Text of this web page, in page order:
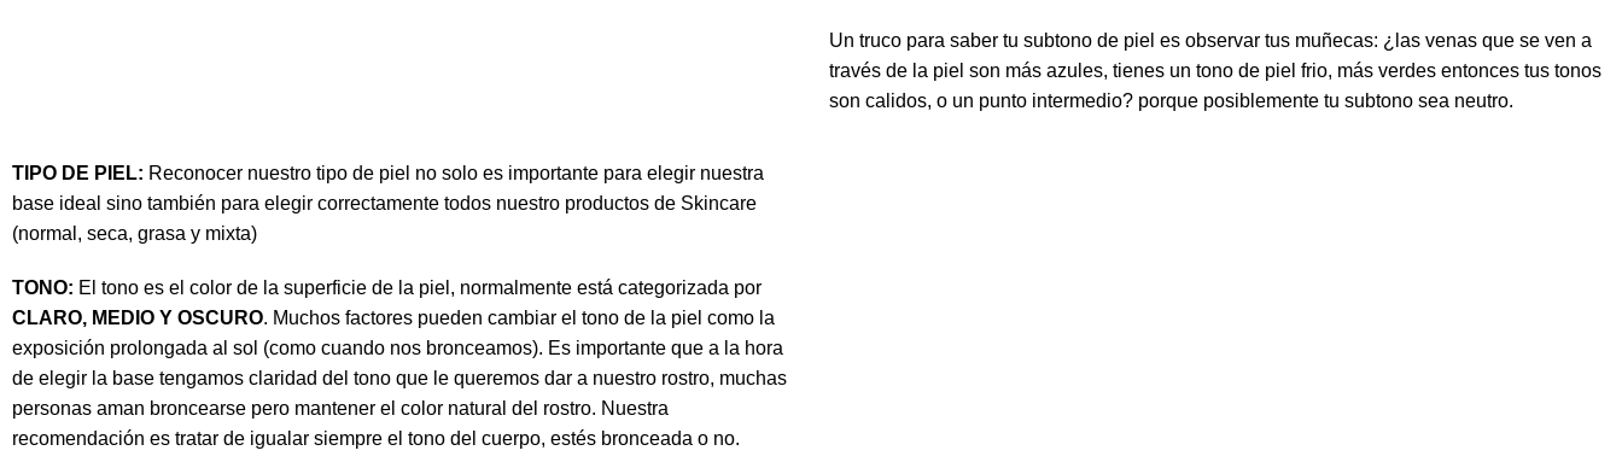
Un truco para saber tu subtono de piel es observar tus muñecas: ¿las venas que se ven a
través de la piel son más azules, tienes un tono de piel frio, más verdes entonces tus tonos
son calidos, o un punto intermedio? porque posiblemente tu subtono sea neutro.
TIPO DE PIEL: Reconocer nuestro tipo de piel no solo es importante para elegir nuestra
base ideal sino también para elegir correctamente todos nuestro productos de Skincare
(normal, seca, grasa y mixta)
TONO: El tono es el color de la superficie de la piel, normalmente está categorizada por
CLARO, MEDIO Y OSCURO. Muchos factores pueden cambiar el tono de la piel como la
exposición prolongada al sol (como cuando nos bronceamos). Es importante que a la hora
de elegir la base tengamos claridad del tono que le queremos dar a nuestro rostro, muchas
personas aman broncearse pero mantener el color natural del rostro. Nuestra
recomendación es tratar de igualar siempre el tono del cuerpo, estés bronceada o no.